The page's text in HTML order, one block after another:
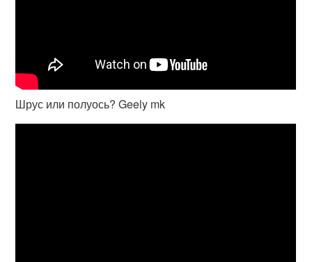
Шрус или полуось? Geely mk